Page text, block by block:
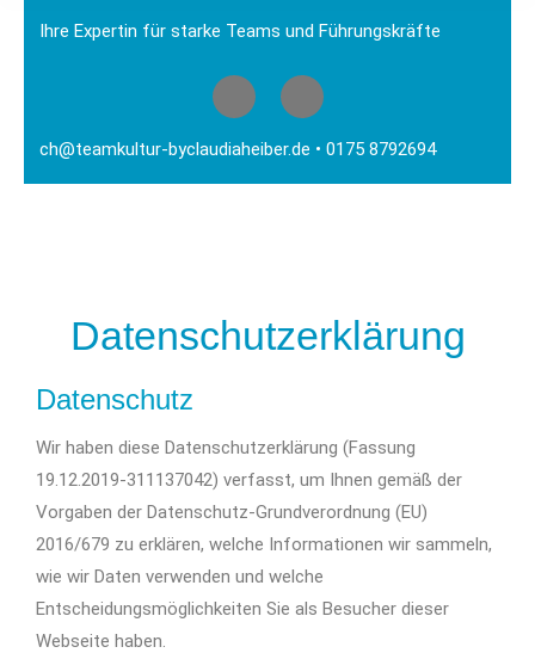
Ihre Expertin für starke Teams und Führungskräfte
ch@teamkultur-byclaudiaheiber.de • 0175 8792694
Datenschutzerklärung
Datenschutz
Wir haben diese Datenschutzerklärung (Fassung
19.12.2019-311137042) verfasst, um Ihnen gemäß der
Vorgaben der Datenschutz-Grundverordnung (EU)
2016/679 zu erklären, welche Informationen wir sammeln,
wie wir Daten verwenden und welche
Entscheidungsmöglichkeiten Sie als Besucher dieser
Webseite haben.